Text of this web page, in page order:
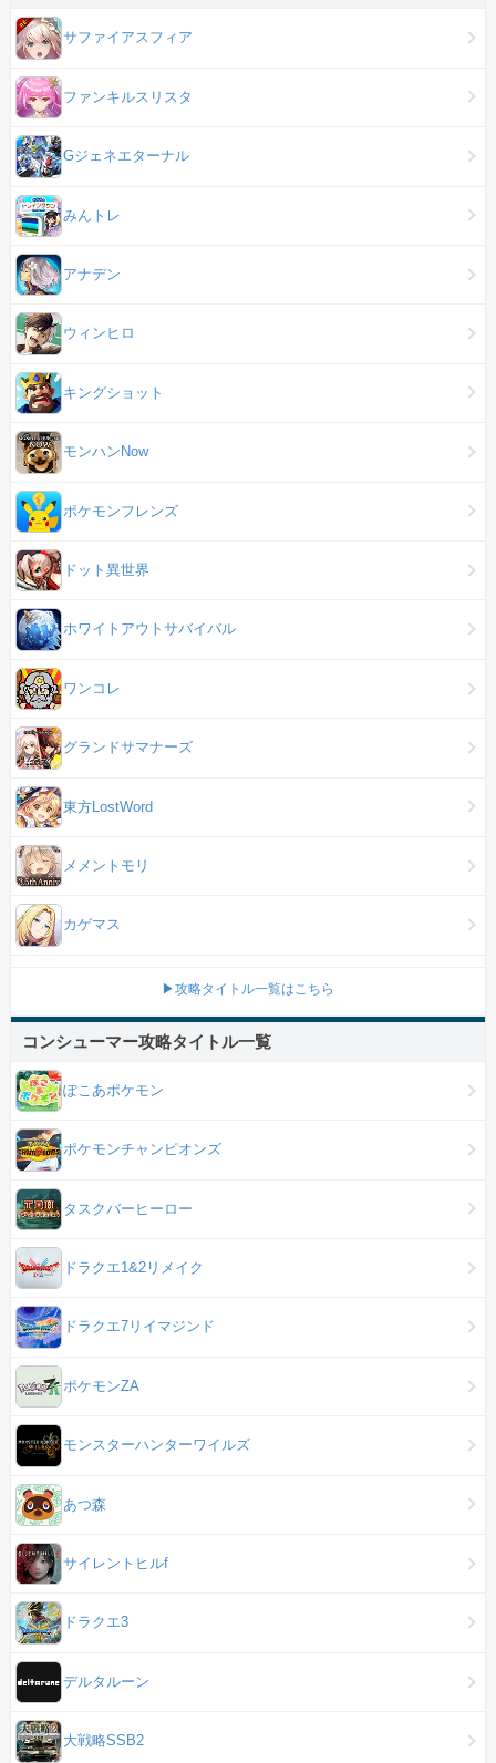
サファイアスフィア
ファンキルスリスタ
Gジェネエターナル
みんトレ
アナデン
ウィンヒロ
キングショット
モンハンNow
ポケモンフレンズ
ドット異世界
ホワイトアウトサバイバル
ワンコレ
グランドサマナーズ
東方LostWord
メメントモリ
カゲマス
▶攻略タイトル一覧はこちら
コンシューマー攻略タイトル一覧
ぽこあポケモン
ポケモンチャンピオンズ
タスクバーヒーロー
ドラクエ1&2リメイク
ドラクエ7リイマジンド
ポケモンZA
モンスターハンターワイルズ
あつ森
サイレントヒルf
ドラクエ3
デルタルーン
大戦略SSB2